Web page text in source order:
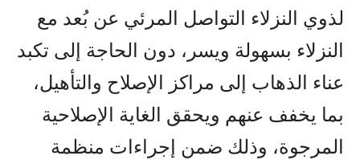
لذوي النزلاء التواصل المرئي عن بُعد مع
النزلاء بسهولة ويسر، دون الحاجة إلى تكبد
عناء الذهاب إلى مراكز الإصلاح والتأهيل،
بما يخفف عنهم ويحقق الغاية الإصلاحية
المرجوة، وذلك ضمن إجراءات منظمة